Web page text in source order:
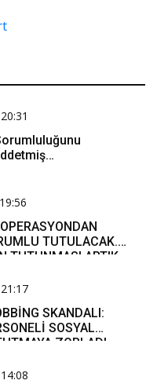
TUTULACAK.
TUTUNMASI ARTIK
SKANDALI:
SOSYAL
ZORLADI